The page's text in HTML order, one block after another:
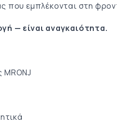
που εμπλέκονται στη
— είναι αναγκαιότητα.